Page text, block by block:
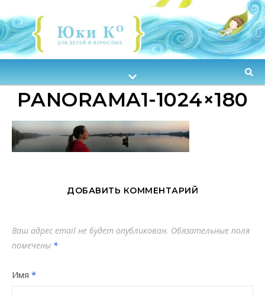
PANORAMA1-1024×180
ДОБАВИТЬ КОММЕНТАРИЙ
Ваш адрес email не будет опубликован. Обязательные поля
помечены *
Имя *